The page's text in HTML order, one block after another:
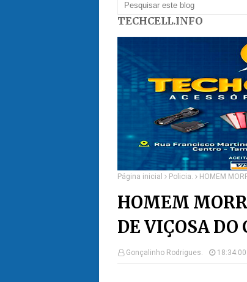
TECHCELL.INFO
Página inicial Policia. HOMEM
HOMEM
DE VIÇOSA DO
Gonçalinho Rodrigues. 18:34:00